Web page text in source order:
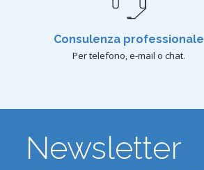
Consulenza professionale
Per telefono, e-mail o chat.
Newsletter